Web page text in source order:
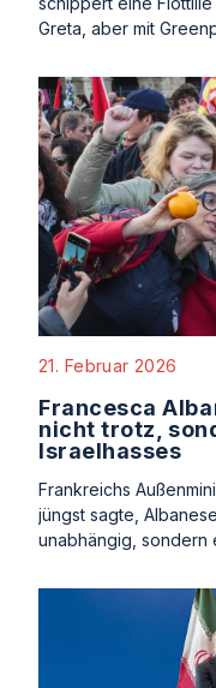
Greta, aber mit
21. Februar 2026
Francesca
nicht trotz,
Israelhasses
Frankreichs
jüngst sagte,
unabhängig, sondern